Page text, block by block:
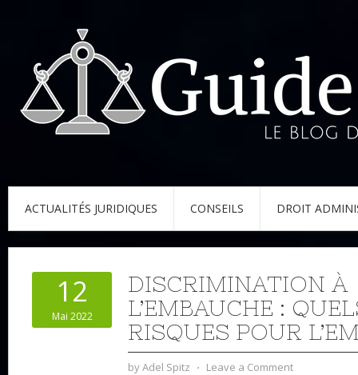
ACTUALITÉS JURIDIQUES CONSEILS DROIT
12
Mai 2022
DISCRIMINATION À
L’EMBAUCHE :
RISQUES POUR
byAdel Spitz ⋅ Leave a Comment